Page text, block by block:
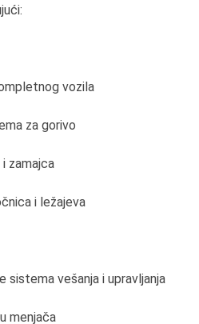
vozila
za gorivo
zamajca
i ležajeva
sistema vešanja i upravljanja
menjača